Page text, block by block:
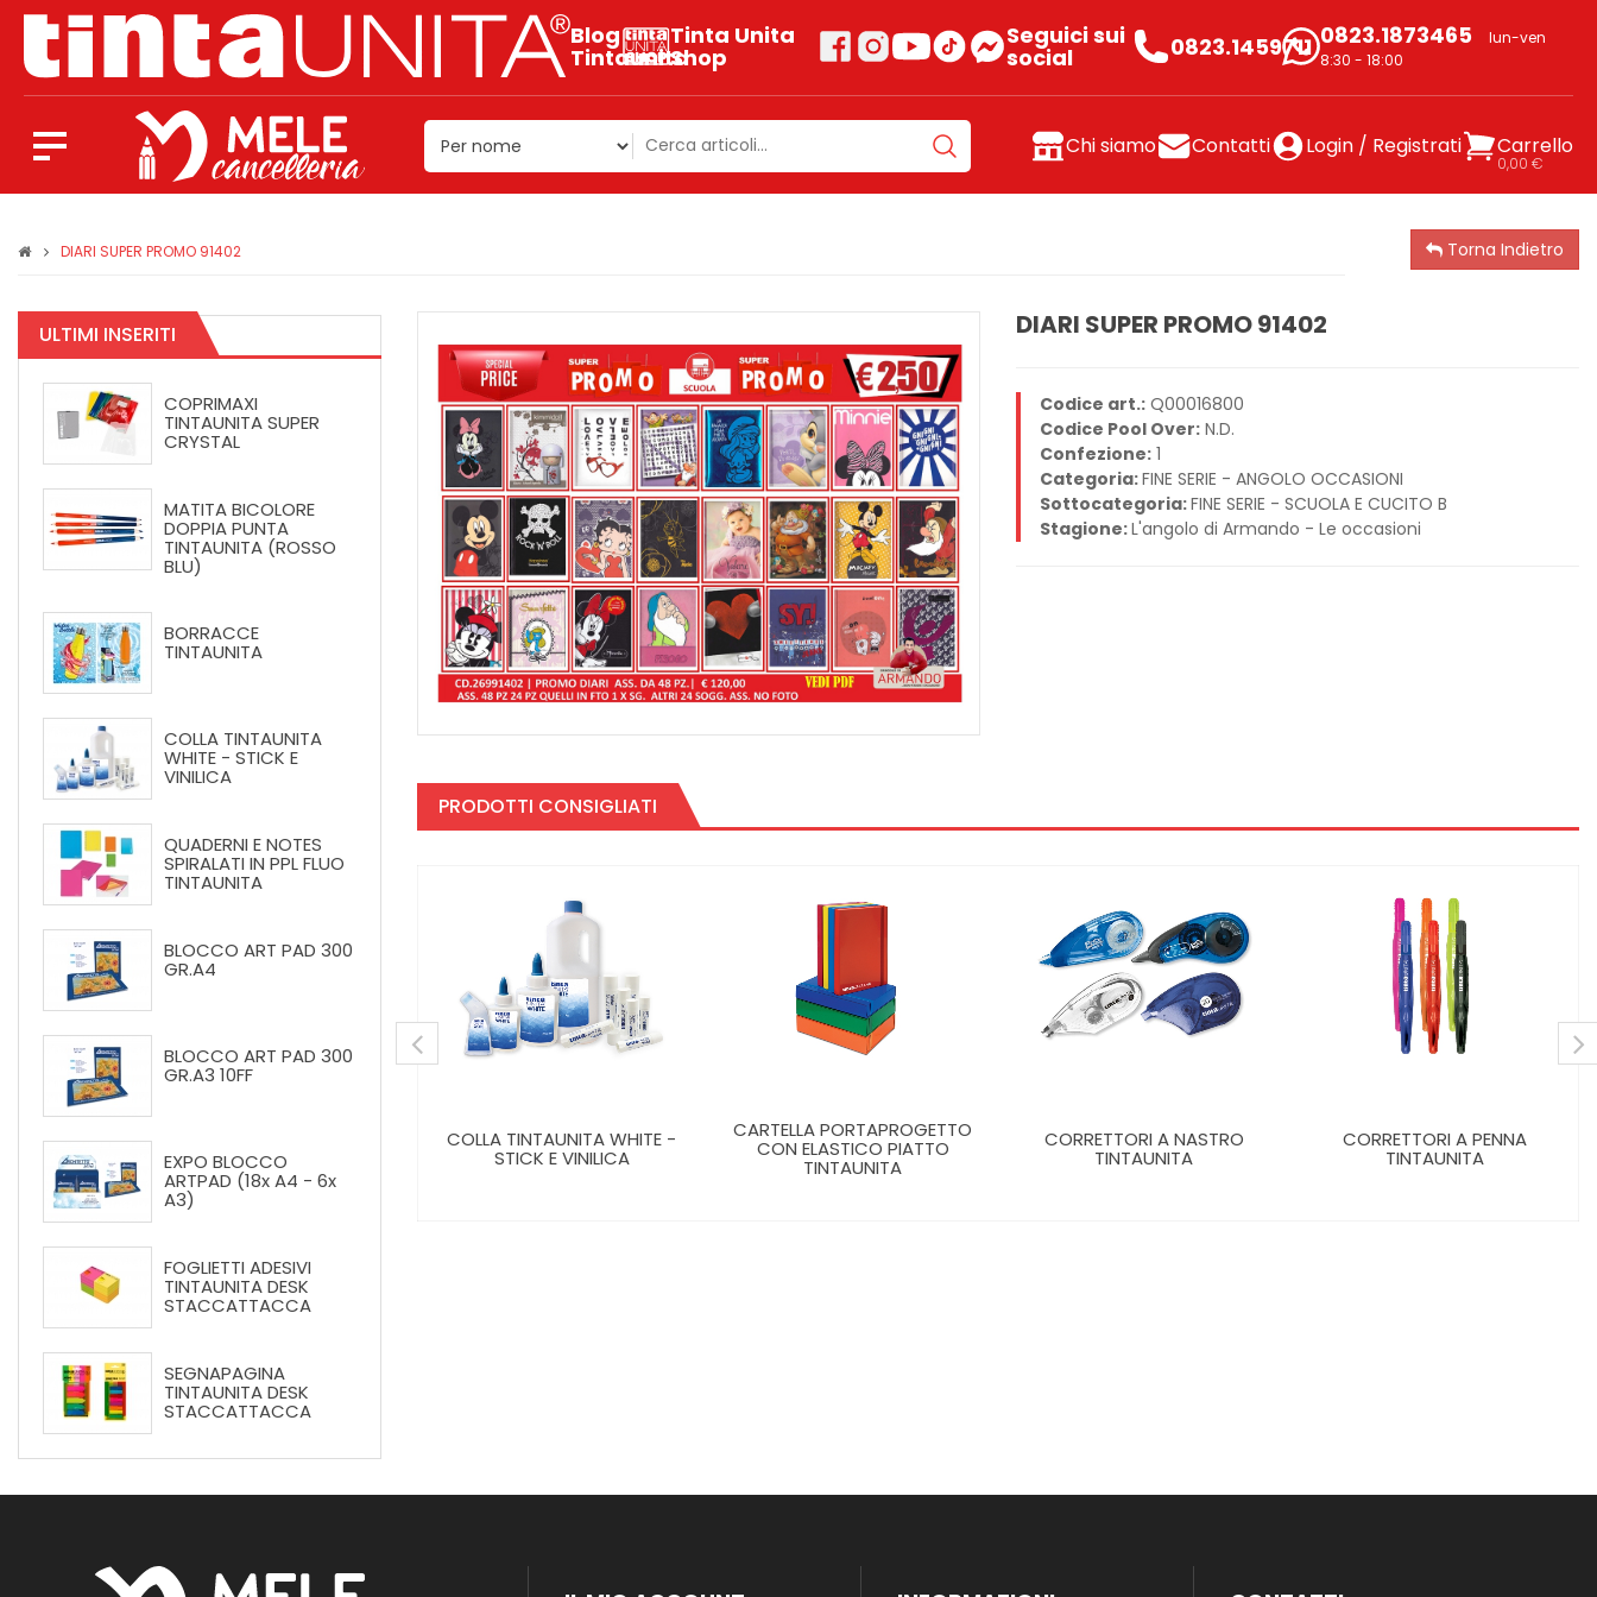
Blog
Tintaunita
Tinta Unita
Shop
Seguici sui
social 0823.1459711 0823.1873465
lun-ven
8:30 - 18:00
Chi siamo Contatti Login / Registrati Carrello
0,00 €
DIARI SUPER PROMO 91402 Torna Indietro
ULTIMI INSERITI
COPRIMAXI
TINTAUNITA SUPER
CRYSTAL
MATITA BICOLORE
DOPPIA PUNTA
TINTAUNITA (ROSSO
BLU)
BORRACCE
TINTAUNITA
COLLA TINTAUNITA
WHITE - STICK E
VINILICA
QUADERNI E NOTES
SPIRALATI IN PPL FLUO
TINTAUNITA
BLOCCO ART PAD 300
GR.A4
BLOCCO ART PAD 300
GR.A3 10FF
EXPO BLOCCO
ARTPAD (18x A4 - 6x
A3)
FOGLIETTI ADESIVI
TINTAUNITA DESK
STACCATTACCA
SEGNAPAGINA
TINTAUNITA DESK
STACCATTACCA
DIARI SUPER PROMO 91402
Codice art.: Q00016800
Codice Pool Over: N.D.
Confezione: 1
Categoria:FINE SERIE - ANGOLO OCCASIONI
Sottocategoria:FINE SERIE - SCUOLA E CUCITO B
Stagione:L'angolo di Armando - Le occasioni
PRODOTTI CONSIGLIATI
100 GR.
COLLA TINTAUNITA WHITE -
STICK E VINILICA
CARTELLA PORTAPROGETTO
CON ELASTICO PIATTO
TINTAUNITA
CORRETTORI A NASTRO
TINTAUNITA
CORRETTORI A PENNA
TINTAUNITA